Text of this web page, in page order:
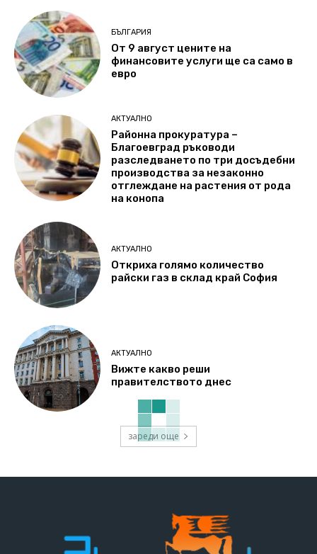
БЪЛГАРИЯ
От 9 август цените на
финансовите услуги ще са само в
евро
АКТУАЛНО
Районна прокуратура –
Благоевград ръководи
разследването по три досъдебни
производства за незаконно
отглеждане на растения от рода
на конопа
АКТУАЛНО
Откриха голямо количество
райски газ в склад край София
АКТУАЛНО
Вижте какво реши
правителството днес
зареди още